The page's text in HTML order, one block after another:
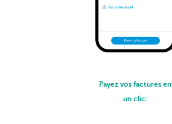
Payez vos factures en
un clic: